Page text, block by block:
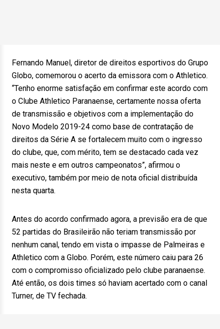
Fernando Manuel, diretor de direitos esportivos do Grupo
Globo, comemorou o acerto da emissora com o Athletico.
“Tenho enorme satisfação em confirmar este acordo com
o Clube Athletico Paranaense, certamente nossa oferta
de transmissão e objetivos com a implementação do
Novo Modelo 2019-24 como base de contratação de
direitos da Série A se fortalecem muito com o ingresso
do clube, que, com mérito, tem se destacado cada vez
mais neste e em outros campeonatos”, afirmou o
executivo, também por meio de nota oficial distribuída
nesta quarta.
Antes do acordo confirmado agora, a previsão era de que
52 partidas do Brasileirão não teriam transmissão por
nenhum canal, tendo em vista o impasse de Palmeiras e
Athletico com a Globo. Porém, este número caiu para 26
com o compromisso oficializado pelo clube paranaense.
Até então, os dois times só haviam acertado com o canal
Turner, de TV fechada.